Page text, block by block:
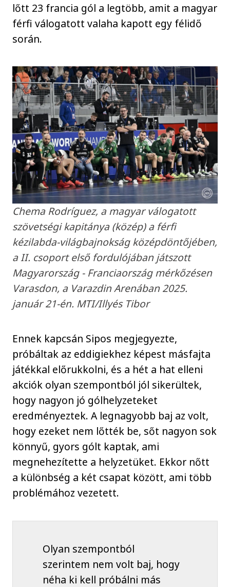
lőtt 23 francia gól a legtöbb, amit a magyar
férfi válogatott valaha kapott egy félidő
során.
Chema Rodríguez, a magyar válogatott
szövetségi kapitánya (közép) a férfi
kézilabda-világbajnokság középdöntőjében,
a II. csoport első fordulójában játszott
Magyarország - Franciaország mérkőzésen
Varasdon, a Varazdin Arenában 2025.
január 21-én. MTI/Illyés Tibor
Ennek kapcsán Sipos megjegyezte,
próbáltak az eddigiekhez képest másfajta
játékkal előrukkolni, és a hét a hat elleni
akciók olyan szempontból jól sikerültek,
hogy nagyon jó gólhelyzeteket
eredményeztek. A legnagyobb baj az volt,
hogy ezeket nem lőtték be, sőt nagyon sok
könnyű, gyors gólt kaptak, ami
megnehezítette a helyzetüket. Ekkor nőtt
a különbség a két csapat között, ami több
problémához vezetett.
Olyan szempontból
szerintem nem volt baj, hogy
néha ki kell próbálni más